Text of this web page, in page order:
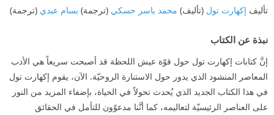
تأليف إكهارت تول (تأليف) محمد ياسر حسكي (ترجمة) بسام عبدي (ترجمة)
نبذة عن الكتاب
إنَّ كتابات إكهارت تول حول قوّة عيش اللحظة قد أصبحت سريعاً هي الأدب
المعاصر المنشود الذي يدور حول الاستنارة الروحيّة. الآن، يقوم إكهارت تول
في هذا الكتاب الجديد الذي يُحدث تحولاً في الحياة، بإضفاء المزيد من النور
على العناصر الرئيسيّة لتعاليمه، كما أنَّنا مدعوّون للتأمل في الحقائق